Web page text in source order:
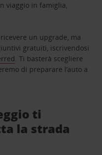
viaggio in famiglia,
un upgrade, ma
gratuiti, iscrivendosi
. Ti basterà scegliere
di preparare l’auto a
ti
la strada